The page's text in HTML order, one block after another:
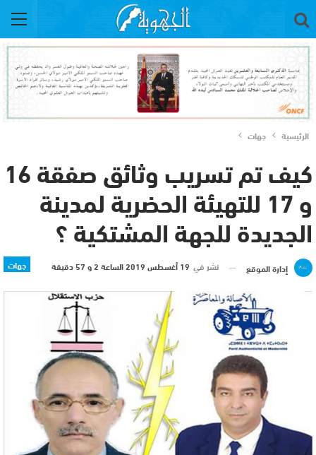
الرئيسية جهات
كيف تم تسريب وثائق صفقة 16
و 17 للتهيئة الحضرية لمدينة
الجديدة للجهة المشتكية ؟
جهات إدارة الموقع نشر في 19 أغسطس 2019 الساعة 2 و 57 دقيقة